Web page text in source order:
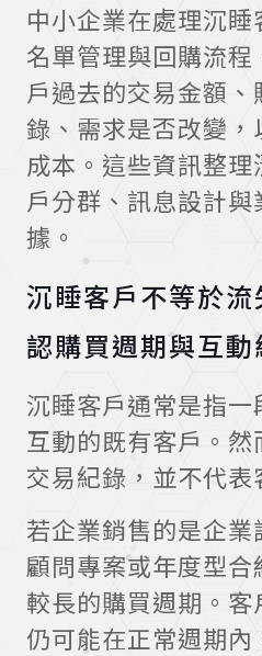
中小企業在處理沉
名單管理與回購流
戶過去的交易金額
錄、需求是否改變
成本。這些資訊整
戶分群、訊息設計
據。
沉睡客戶不等於
認購買週期與互動
沉睡客戶通常是指
互動的既有客戶。
交易紀錄，並不代表
若企業銷售的是企業
顧問專案或年度型
較長的購買週期。客
仍可能在正常週期內